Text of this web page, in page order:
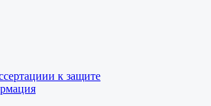
к защите